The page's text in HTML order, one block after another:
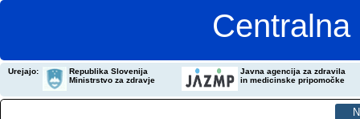
Urejajo:
Republika Slovenija
Ministrstvo za zdravje
Javna agencija za zdravila
in medicinske pripomočke